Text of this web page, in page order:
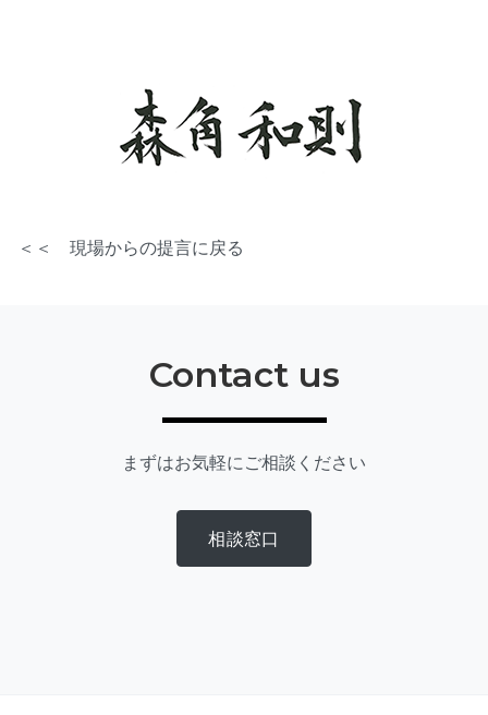
＜＜ 現場からの提言に戻る
Contact us
まずはお気軽にご相談ください
相談窓口